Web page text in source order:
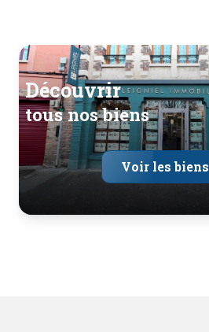
découvrir
tous nos biens
Voir les biens